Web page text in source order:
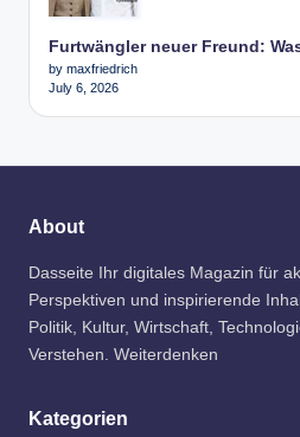
Furtwängler neuer Freund:
by maxfriedrich
July 6, 2026
About
Dasseite Ihr digitales Magazin für
Perspektiven und inspirierende
Politik, Kultur, Wirtschaft,
Verstehen. Weiterdenken
Kategorien